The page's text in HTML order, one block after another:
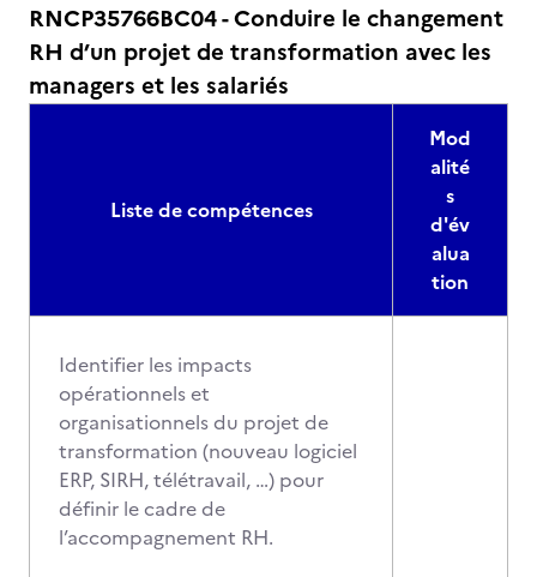
RNCP35766BC04 - Conduire le changement
RH d’un projet de transformation avec les
managers et les salariés
Liste de compétences
Mod
alité
s
d'év
alua
tion
Identifier les impacts
opérationnels et
organisationnels du projet de
transformation (nouveau logiciel
ERP, SIRH, télétravail, …) pour
définir le cadre de
l’accompagnement RH.